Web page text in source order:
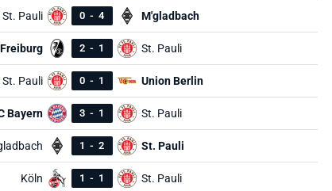
St. Pauli 0 - 4 M'gladbach
Freiburg 2 - 1 St. Pauli
St. Pauli 0 - 1 Union Berlin
Bayern 3 - 1 St. Pauli
1 - 2 St. Pauli
Köln 1 - 1 St. Pauli